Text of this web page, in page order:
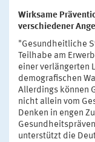
Wirksame
verschiedener
"Gesundheitliche
Teilhabe am
einer verlängerten
demografischen
Allerdings können
nicht allein vom
Denken in engen
unterstützt die